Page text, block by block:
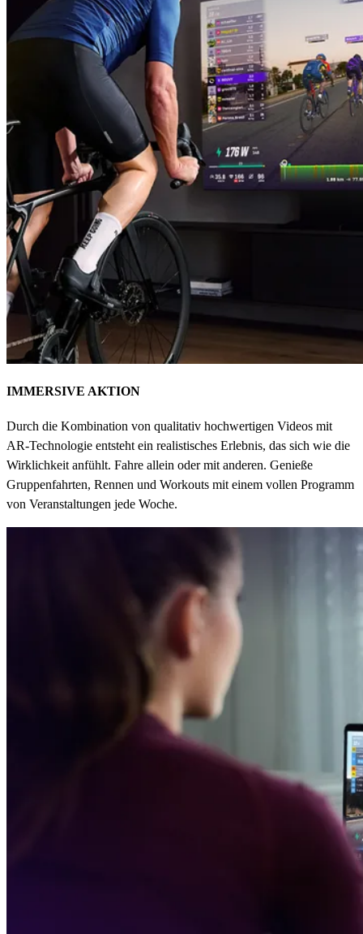
IMMERSIVE AKTION
Durch die Kombination von qualitativ hochwertigen Videos mit
AR-Technologie entsteht ein realistisches Erlebnis, das sich wie die
Wirklichkeit anfühlt. Fahre allein oder mit anderen. Genieße
Gruppenfahrten, Rennen und Workouts mit einem vollen Programm
von Veranstaltungen jede Woche.